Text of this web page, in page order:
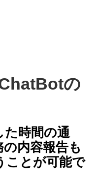
の
た時間の通
内容報告も
ことが可能で